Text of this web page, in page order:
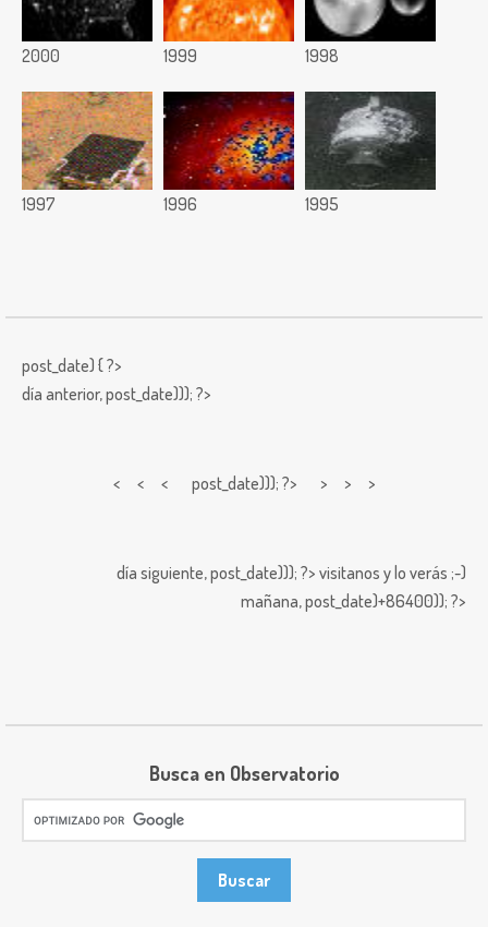
2000 1999 1998
1997 1996 1995
post_date) { ?>
día anterior,post_date))); ?>
< < < post_date))); ?> > > >
día siguiente,post_date))); ?> visitanos y lo verás ;-)
mañana,post_date)+86400)); ?>
Busca en Observatorio